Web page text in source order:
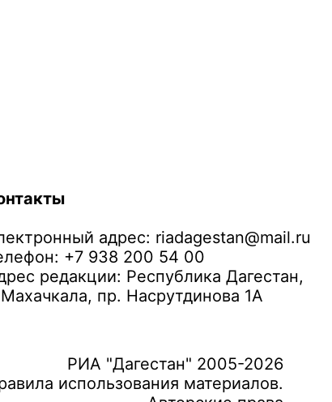
адрес: riadagestan@mail.ru
+7 938 200 54 00
редакции: Республика Дагестан,
Махачкала, пр. Насрутдинова 1А
РИА "Дагестан" 2005-2026
использования материалов.